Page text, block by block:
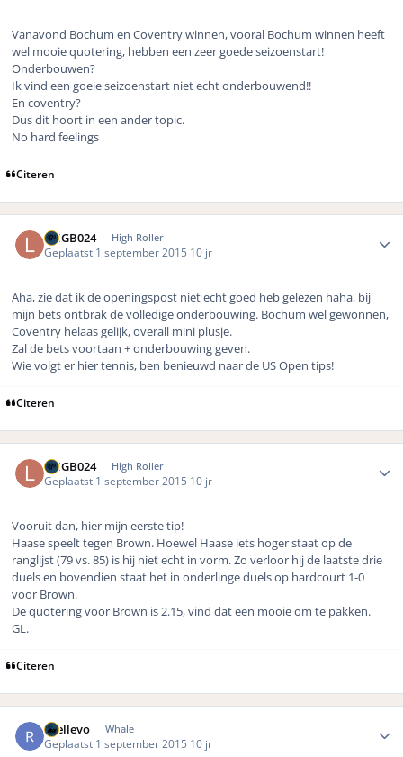
Vanavond Bochum en Coventry winnen, vooral Bochum winnen heeft
wel mooie quotering, hebben een zeer goede seizoenstart!
Onderbouwen?
Ik vind een goeie seizoenstart niet echt onderbouwend!!
En coventry?
Dus dit hoort in een ander topic.
No hard feelings
Citeren
LMGB024 High Roller
Geplaatst 1 september 2015 10 jr
Aha, zie dat ik de openingspost niet echt goed heb gelezen haha, bij
mijn bets ontbrak de volledige onderbouwing. Bochum wel gewonnen,
Coventry helaas gelijk, overall mini plusje.
Zal de bets voortaan + onderbouwing geven.
Wie volgt er hier tennis, ben benieuwd naar de US Open tips!
Citeren
LMGB024 High Roller
Geplaatst 1 september 2015 10 jr
Vooruit dan, hier mijn eerste tip!
Haase speelt tegen Brown. Hoewel Haase iets hoger staat op de
ranglijst (79 vs. 85) is hij niet echt in vorm. Zo verloor hij de laatste drie
duels en bovendien staat het in onderlinge duels op hardcourt 1-0
voor Brown.
De quotering voor Brown is 2.15, vind dat een mooie om te pakken.
GL.
Citeren
rhellevo Whale
Geplaatst 1 september 2015 10 jr